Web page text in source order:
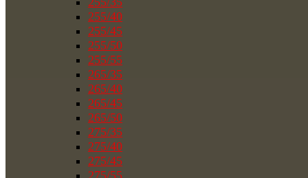
255/40
255/45
255/50
255/55
265/35
265/40
265/45
265/50
275/35
275/40
275/45
275/55